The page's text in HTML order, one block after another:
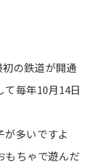
の鉄道が開通
毎年10月14日
が多いですよ
もちゃで遊んだ